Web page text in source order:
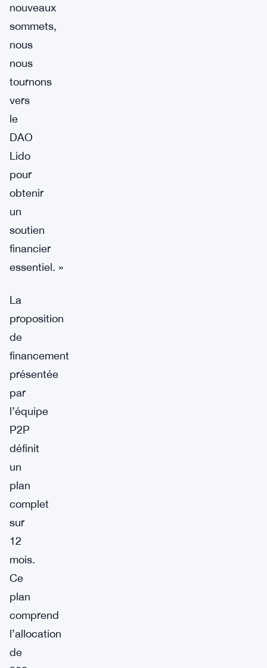
nouveaux
sommets,
nous
nous
tournons
vers
le
DAO
Lido
pour
obtenir
un
soutien
financier
essentiel. »
La
proposition
de
financement
présentée
par
l’équipe
P2P
définit
un
plan
complet
sur
12
mois.
Ce
plan
comprend
l’allocation
de